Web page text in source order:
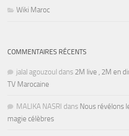
Wiki Maroc
COMMENTAIRES RÉCENTS
jalal agouzoul dans 2M live , 2M en
TV Marocaine
MALIKA NASRI dans Nous révélons
magie célèbres